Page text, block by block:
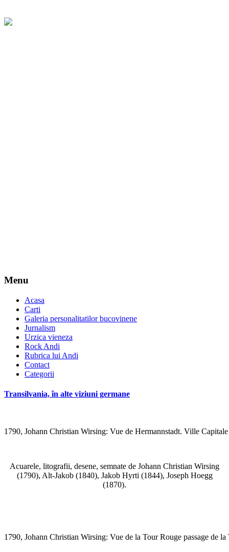
Menu
Acasa
Carti
Galeria personalitatilor bucovinene
Jurnalism
Urzica vieneza
Rock Andi
Rubrica lui Andi
Contact
Categorii
Transilvania, în alte viziuni germane
1790, Johann Christian Wirsing: Vue de Hermannstadt. Ville
Acuarele, litografii, desene, semnate de Johann Christian Wirsing
(1790), Alt-Jakob (1840), Jakob Hyrti (1844), Joseph Hoegg
(1870).
1790, Johann Christian Wirsing: Vue de la Tour Rouge passage de